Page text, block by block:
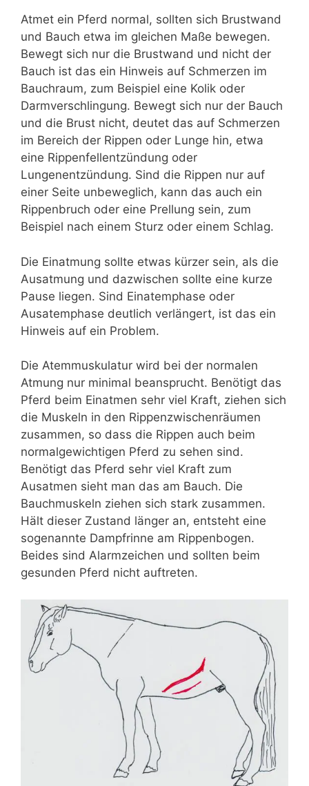
Atmet ein Pferd normal, sollten sich Brustwand
und Bauch etwa im gleichen Maße bewegen.
Bewegt sich nur die Brustwand und nicht der
Bauch ist das ein Hinweis auf Schmerzen im
Bauchraum, zum Beispiel eine Kolik oder
Darmverschlingung. Bewegt sich nur der Bauch
und die Brust nicht, deutet das auf Schmerzen
im Bereich der Rippen oder Lunge hin, etwa
eine Rippenfellentzündung oder
Lungenentzündung. Sind die Rippen nur auf
einer Seite unbeweglich, kann das auch ein
Rippenbruch oder eine Prellung sein, zum
Beispiel nach einem Sturz oder einem Schlag.
Die Einatmung sollte etwas kürzer sein, als die
Ausatmung und dazwischen sollte eine kurze
Pause liegen. Sind Einatemphase oder
Ausatemphase deutlich verlängert, ist das ein
Hinweis auf ein Problem.
Die Atemmuskulatur wird bei der normalen
Atmung nur minimal beansprucht. Benötigt das
Pferd beim Einatmen sehr viel Kraft, ziehen sich
die Muskeln in den Rippenzwischenräumen
zusammen, so dass die Rippen auch beim
normalgewichtigen Pferd zu sehen sind.
Benötigt das Pferd sehr viel Kraft zum
Ausatmen sieht man das am Bauch. Die
Bauchmuskeln ziehen sich stark zusammen.
Hält dieser Zustand länger an, entsteht eine
sogenannte Dampfrinne am Rippenbogen.
Beides sind Alarmzeichen und sollten beim
gesunden Pferd nicht auftreten.